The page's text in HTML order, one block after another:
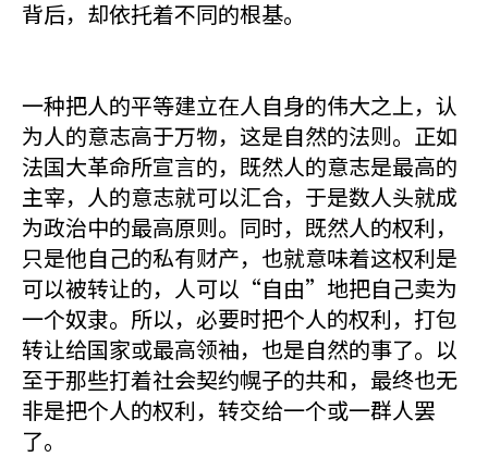
背后，却依托着不同的根基。
一种把人的平等建立在人自身的伟大之上，认
为人的意志高于万物，这是自然的法则。正如
法国大革命所宣言的，既然人的意志是最高的
主宰，人的意志就可以汇合，于是数人头就成
为政治中的最高原则。同时，既然人的权利，
只是他自己的私有财产，也就意味着这权利是
可以被转让的，人可以“自由”地把自己卖为
一个奴隶。所以，必要时把个人的权利，打包
转让给国家或最高领袖，也是自然的事了。以
至于那些打着社会契约幌子的共和，最终也无
非是把个人的权利，转交给一个或一群人罢
了。